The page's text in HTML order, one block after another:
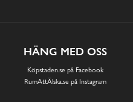
HÄNG MED OSS
Köpstaden.se på Facebook
RumAttÄlska.se på Instagram